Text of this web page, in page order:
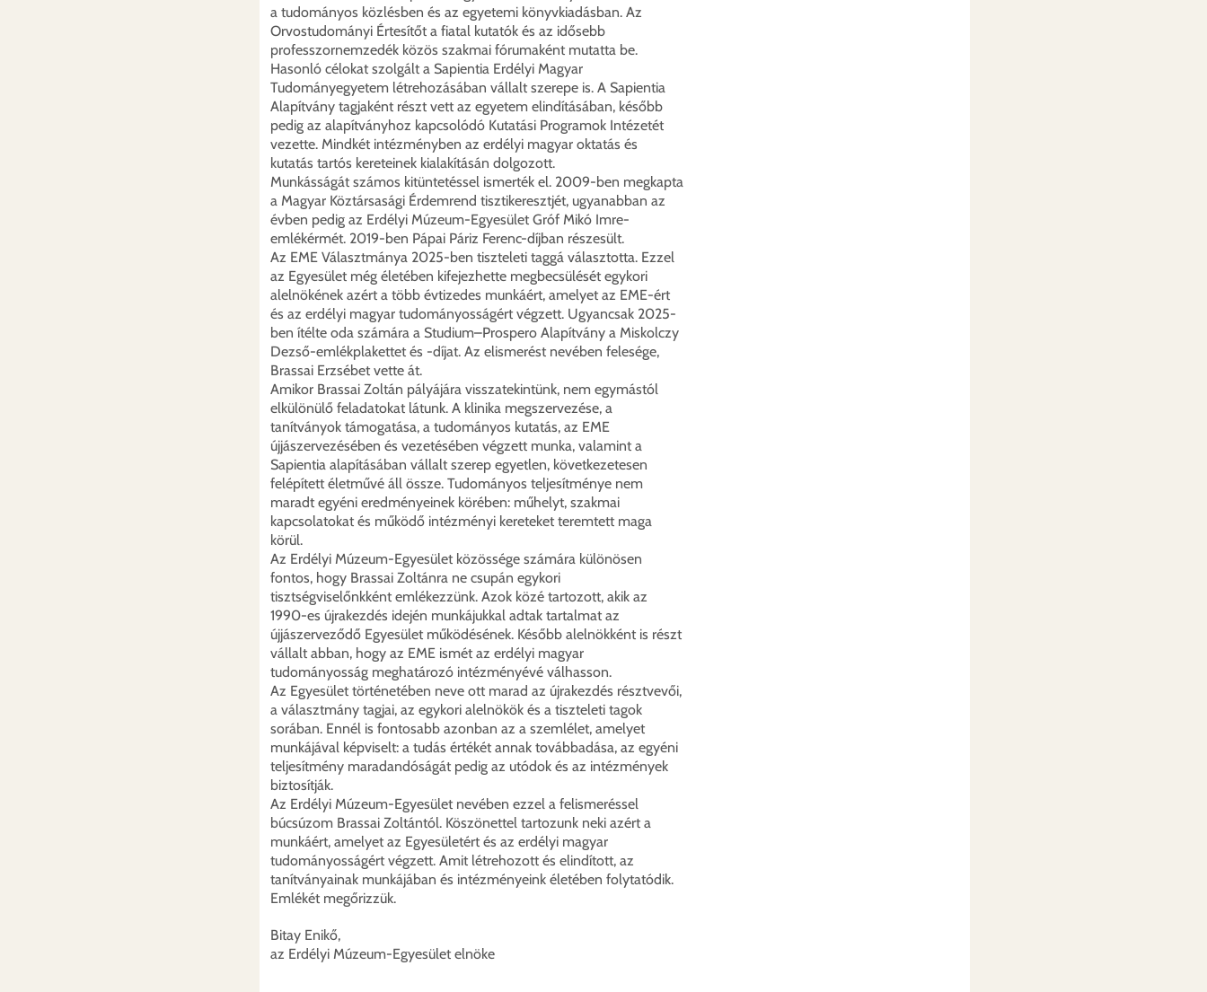
a tudományos közlésben és az egyetemi könyvkiadásban. Az
Orvostudományi Értesítőt a fiatal kutatók és az idősebb
professzornemzedék közös szakmai fórumaként mutatta be.
Hasonló célokat szolgált a Sapientia Erdélyi Magyar
Tudományegyetem létrehozásában vállalt szerepe is. A Sapientia
Alapítvány tagjaként részt vett az egyetem elindításában, később
pedig az alapítványhoz kapcsolódó Kutatási Programok Intézetét
vezette. Mindkét intézményben az erdélyi magyar oktatás és
kutatás tartós kereteinek kialakításán dolgozott.
Munkásságát számos kitüntetéssel ismerték el. 2009-ben megkapta
a Magyar Köztársasági Érdemrend tisztikeresztjét, ugyanabban az
évben pedig az Erdélyi Múzeum-Egyesület Gróf Mikó Imre-
emlékérmét. 2019-ben Pápai Páriz Ferenc-díjban részesült.
Az EME Választmánya 2025-ben tiszteleti taggá választotta. Ezzel
az Egyesület még életében kifejezhette megbecsülését egykori
alelnökének azért a több évtizedes munkáért, amelyet az EME-ért
és az erdélyi magyar tudományosságért végzett. Ugyancsak 2025-
ben ítélte oda számára a Studium–Prospero Alapítvány a Miskolczy
Dezső-emlékplakettet és -díjat. Az elismerést nevében felesége,
Brassai Erzsébet vette át.
Amikor Brassai Zoltán pályájára visszatekintünk, nem egymástól
elkülönülő feladatokat látunk. A klinika megszervezése, a
tanítványok támogatása, a tudományos kutatás, az EME
újjászervezésében és vezetésében végzett munka, valamint a
Sapientia alapításában vállalt szerep egyetlen, következetesen
felépített életművé áll össze. Tudományos teljesítménye nem
maradt egyéni eredményeinek körében: műhelyt, szakmai
kapcsolatokat és működő intézményi kereteket teremtett maga
körül.
Az Erdélyi Múzeum-Egyesület közössége számára különösen
fontos, hogy Brassai Zoltánra ne csupán egykori
tisztségviselőnkként emlékezzünk. Azok közé tartozott, akik az
1990-es újrakezdés idején munkájukkal adtak tartalmat az
újjászerveződő Egyesület működésének. Később alelnökként is részt
vállalt abban, hogy az EME ismét az erdélyi magyar
tudományosság meghatározó intézményévé válhasson.
Az Egyesület történetében neve ott marad az újrakezdés résztvevői,
a választmány tagjai, az egykori alelnökök és a tiszteleti tagok
sorában. Ennél is fontosabb azonban az a szemlélet, amelyet
munkájával képviselt: a tudás értékét annak továbbadása, az egyéni
teljesítmény maradandóságát pedig az utódok és az intézmények
biztosítják.
Az Erdélyi Múzeum-Egyesület nevében ezzel a felismeréssel
búcsúzom Brassai Zoltántól. Köszönettel tartozunk neki azért a
munkáért, amelyet az Egyesületért és az erdélyi magyar
tudományosságért végzett. Amit létrehozott és elindított, az
tanítványainak munkájában és intézményeink életében folytatódik.
Emlékét megőrizzük.
Bitay Enikő,
az Erdélyi Múzeum-Egyesület elnöke